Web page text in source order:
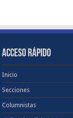
ACCESO RÁPIDO
Inicio
Secciones
Columnistas